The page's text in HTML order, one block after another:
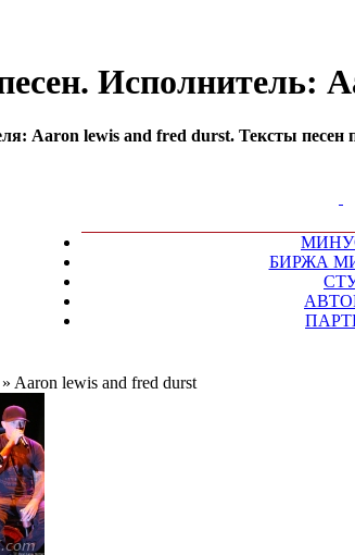
Исполнитель:
Aaron lewis and fred durst. Тексты
БИРЖА
» Aaron lewis and fred durst